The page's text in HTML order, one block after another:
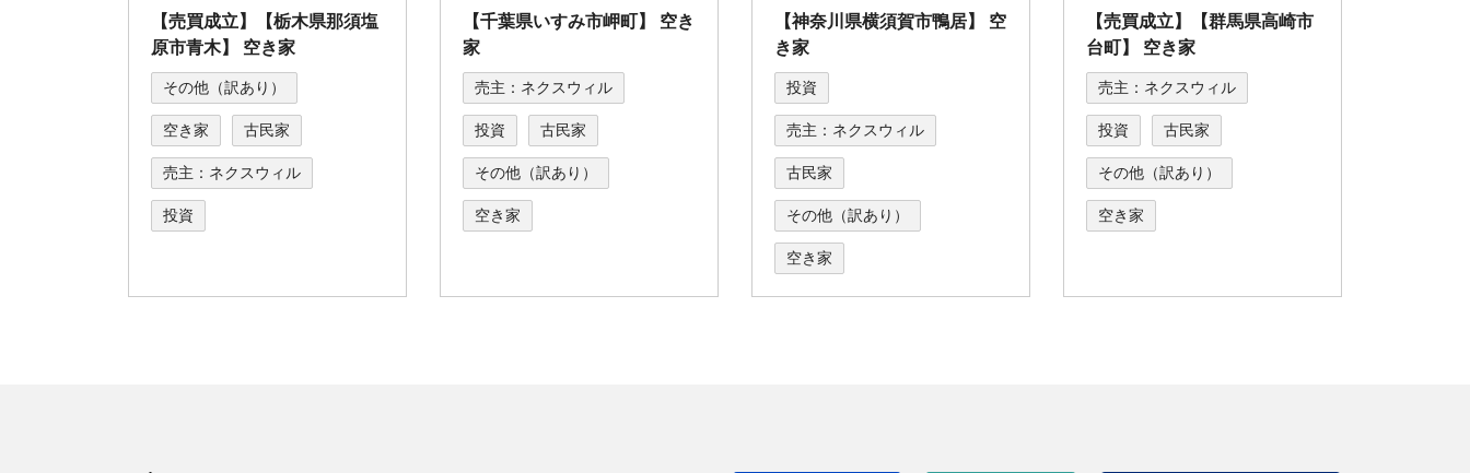
【売買成立】【栃⽊県那須塩
原市⻘⽊】 空き家
その他（訳あり）
空き家 古民家
売主：ネクスウィル
投資
【千葉県いすみ市岬町】 空き
家
売主：ネクスウィル
投資 古民家
その他（訳あり）
空き家
【神奈川県横須賀市鴨居】 空
き家
投資
売主：ネクスウィル
古民家
その他（訳あり）
空き家
【売買成立】【群⾺県⾼崎市
台町】 空き家
売主：ネクスウィル
投資 古民家
その他（訳あり）
空き家